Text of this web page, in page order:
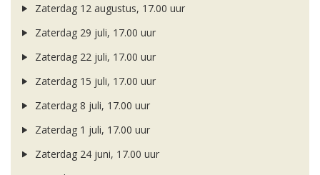
Zaterdag 12 augustus, 17.00 uur
Zaterdag 29 juli, 17.00 uur
Zaterdag 22 juli, 17.00 uur
Zaterdag 15 juli, 17.00 uur
Zaterdag 8 juli, 17.00 uur
Zaterdag 1 juli, 17.00 uur
Zaterdag 24 juni, 17.00 uur